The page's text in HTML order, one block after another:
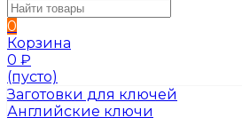
0
Корзина
0 ₽
(пусто)
Заготовки для ключей
Английские ключи